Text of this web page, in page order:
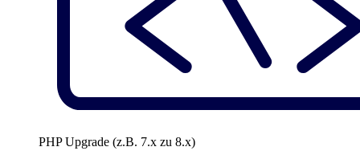
PHP Upgrade (z.B. 7.x zu 8.x)